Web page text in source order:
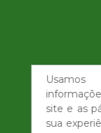
site e as
sua